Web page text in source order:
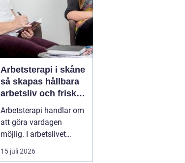
Arbetsterapi i skåne
så skapas hållbara
arbetsliv och friska
medarbetare
Arbetsterapi handlar om
att göra vardagen
möjlig. I arbetslivet
betyder det att skapa
förutsättningar för
15 juli 2026